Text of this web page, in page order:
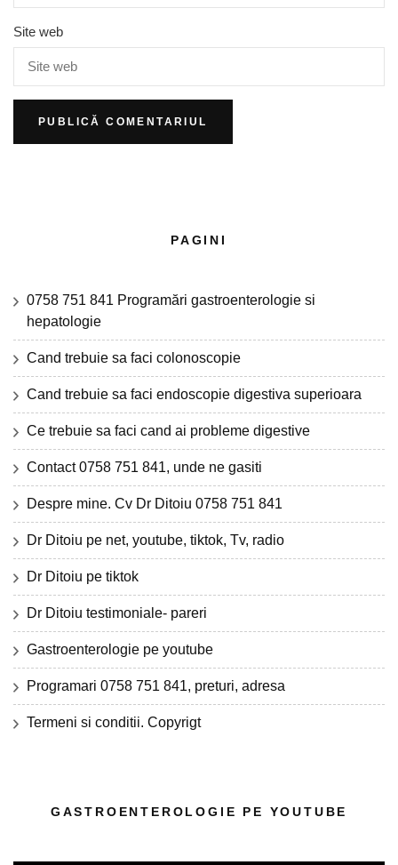
Site web
PAGINI
0758 751 841 Programări gastroenterologie si
hepatologie
Cand trebuie sa faci colonoscopie
Cand trebuie sa faci endoscopie digestiva superioara
Ce trebuie sa faci cand ai probleme digestive
Contact 0758 751 841, unde ne gasiti
Despre mine. Cv Dr Ditoiu 0758 751 841
Dr Ditoiu pe net, youtube, tiktok, Tv, radio
Dr Ditoiu pe tiktok
Dr Ditoiu testimoniale- pareri
Gastroenterologie pe youtube
Programari 0758 751 841, preturi, adresa
Termeni si conditii. Copyrigt
GASTROENTEROLOGIE PE YOUTUBE